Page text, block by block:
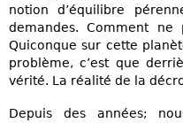
notion d’équilibre
demandes. Comment
Quiconque sur cette
problème, c’est que
vérité. La réalité de la
Depuis des années;